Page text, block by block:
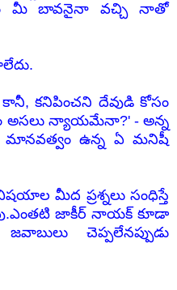
మీ బావనైనా వచ్చి నాతో
కనిపించని దేవుడి కోసం
అసలు న్యాయమేనా?' - అన్న
మానవత్వం ఉన్న ఏ మనిషీ
మీద ప్రశ్నలు సంధిస్తే
జాకీర్ నాయక్ కూడా
చెప్పలేనప్పుడు